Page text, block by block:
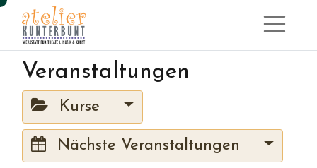
Veranstaltungen
Kurse
Nächste Veranstaltungen